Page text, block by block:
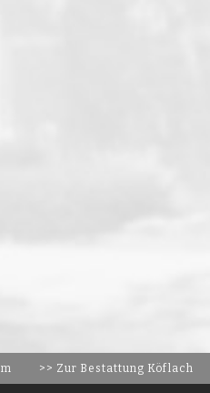
>> Zur Bestattung Köflach